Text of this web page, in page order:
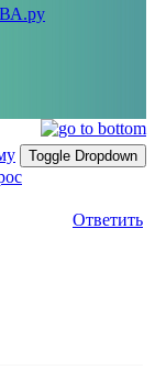
Toggle Dropdown
Ответить